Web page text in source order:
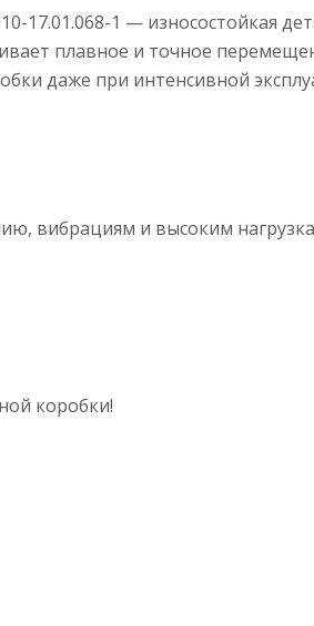
17.01.068-1 — износостойкая
плавное и точное
даже при интенсивной
вибрациям и высоким
коробки!